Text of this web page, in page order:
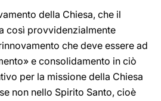
della Chiesa, che il
così provvidenzialmente
che deve essere ad
e consolidamento in ciò
per la missione della Chiesa
non nello Spirito Santo, cioè